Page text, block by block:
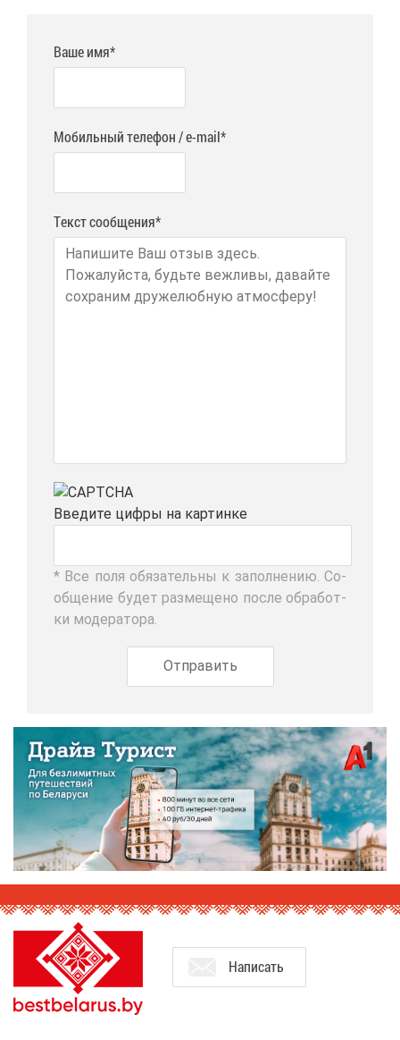
Ваше имя*
Мобильный телефон / e-mail*
Текст сообщения*
Вве­ди­те циф­ры на кар­тин­ке
* Все по­ля обя­за­тель­ны к за­пол­не­нию. Со­
об­ще­ние бу­дет раз­ме­ще­но по­сле об­ра­бот­
ки мо­де­ра­то­ра.
На­пи­сать